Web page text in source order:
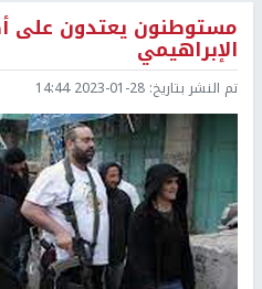
مستوطنون يعتدون على
الإبراهيمي
تم النشر بتاريخ: 2023-01-28 14:44